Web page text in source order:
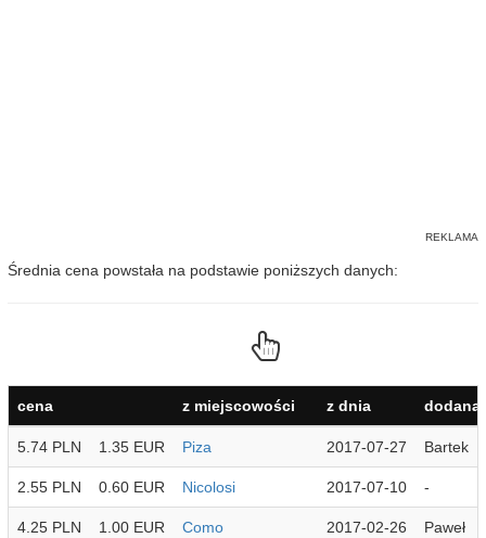
Średnia cena powstała na podstawie poniższych danych:
cena z miejscowości z dnia dodana
5.74 PLN 1.35 EUR Piza 2017-07-27 Bartek
2.55 PLN 0.60 EUR Nicolosi 2017-07-10 -
4.25 PLN 1.00 EUR Como 2017-02-26 Paweł